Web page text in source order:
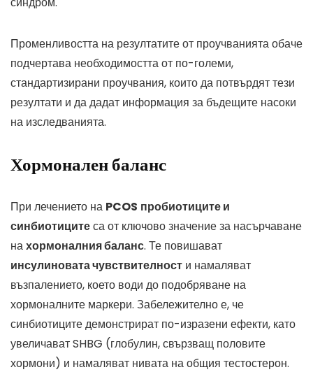
Променливостта на резултатите от проучванията обаче
подчертава необходимостта от по-големи,
стандартизирани проучвания, които да потвърдят тези
резултати и да дадат информация за бъдещите насоки
на изследванията.
Хормонален баланс
При лечението на PCOS пробиотиците и
синбиотицитеса от ключово значение за насърчаване
нахормоналния баланс. Те повишават
инсулиновата чувствителност и намаляват
възпалението, което води до подобряване на
хормоналните маркери. Забележително е, че
синбиотиците демонстрират по-изразени ефекти, като
увеличават SHBG (глобулин, свързващ половите
хормони) и намаляват нивата на общия тестостерон.